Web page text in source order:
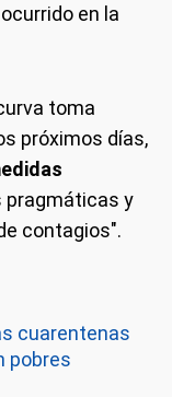
en la
toma
próximos días,
pragmáticas y
contagios".
cuarentenas
pobres